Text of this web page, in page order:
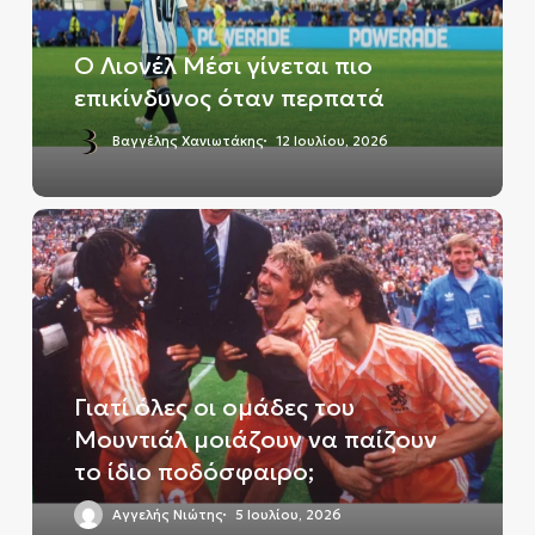
όταν
περπατά
Ο Λιονέλ Μέσι γίνεται πιο
επικίνδυνος όταν περπατά
Βαγγέλης Χανιωτάκης 12 Ιουλίου, 2026
Γιατί
όλες
οι
ομάδες
του
Μουντιάλ
μοιάζουν
παίζουν
ίδιο
Γιατί όλες οι ομάδες του
Μουντιάλ μοιάζουν να παίζουν
το ίδιο ποδόσφαιρο;
Αγγελής Νιώτης 5 Ιουλίου, 2026